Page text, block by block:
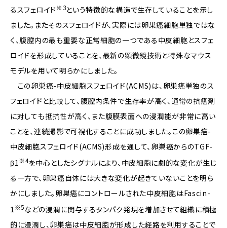
るスフェロイド※3という特徴的な構造で生存していることを示し
ました。またそのスフェロイドが、実際には卵巣癌細胞単独ではな
く、腹腔内の最も重要な正常細胞の一つである中皮細胞とスフェ
ロイドを形成していることを、最新の顕微鏡技術と特殊なマウス
モデルを用いて明らかにしました。
この卵巣癌-中皮細胞スフェロイド(ACMS)は、卵巣癌単独のス
フェロイドと比較して、腹腔内条件で生存率が高く、通常の抗癌剤
に対しても抵抗性が高く、また腹膜表面への浸潤能が非常に高い
ことを、連続撮影で可視化することに成功しました。この卵巣癌-
中皮細胞スフェロイド(ACMS)形成を通して、卵巣癌からのTGF-
β1※4を中心としたシグナルにより、中皮細胞に劇的な変化が生じ
る一方で、卵巣癌自体には大きな変化が起きていないことを明ら
かにしました。卵巣癌にコントロールされた中皮細胞はFascin-
1※5などの浸潤に関与するタンパク発現を増加させて組織に積極
的に浸潤し、卵巣癌は中皮細胞が形成した経路を利用することで